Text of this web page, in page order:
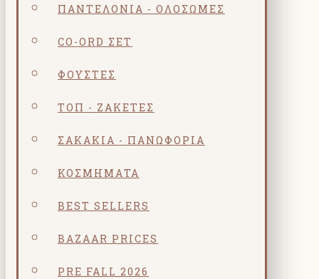
ΠΑΝΤΕΛΌΝΙΑ - ΟΛΌΣΩΜΕΣ
CO-ORD ΣΕΤ
ΦΟΎΣΤΕΣ
ΤΟΠ - ΖΑΚΈΤΕΣ
ΣΑΚΆΚΙΑ - ΠΑΝΩΦΌΡΙΑ
ΚΟΣΜΗΜΑΤΑ
BEST SELLERS
BAZAAR PRICES
PRE FALL 2026